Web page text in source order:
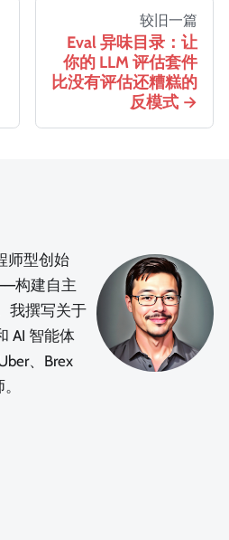
较旧一篇
Eval 异味目录：让
你的 LLM 评估套件
比没有评估还糟糕的
反模式
师型创始
构建自主
我撰写关于
AI 智能体
、Brex